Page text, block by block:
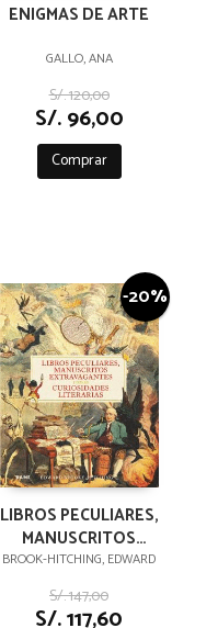
ENIGMAS DE ARTE
GALLO, ANA
S/. 120,00
S/. 96,00
Comprar
-20%
LIBROS PECULIARES,
MANUSCRITOS
EXTRAVAGANTES Y
OTRAS
CURIOSIDADES
BROOK-HITCHING, EDWARD
S/. 147,00
S/. 117,60